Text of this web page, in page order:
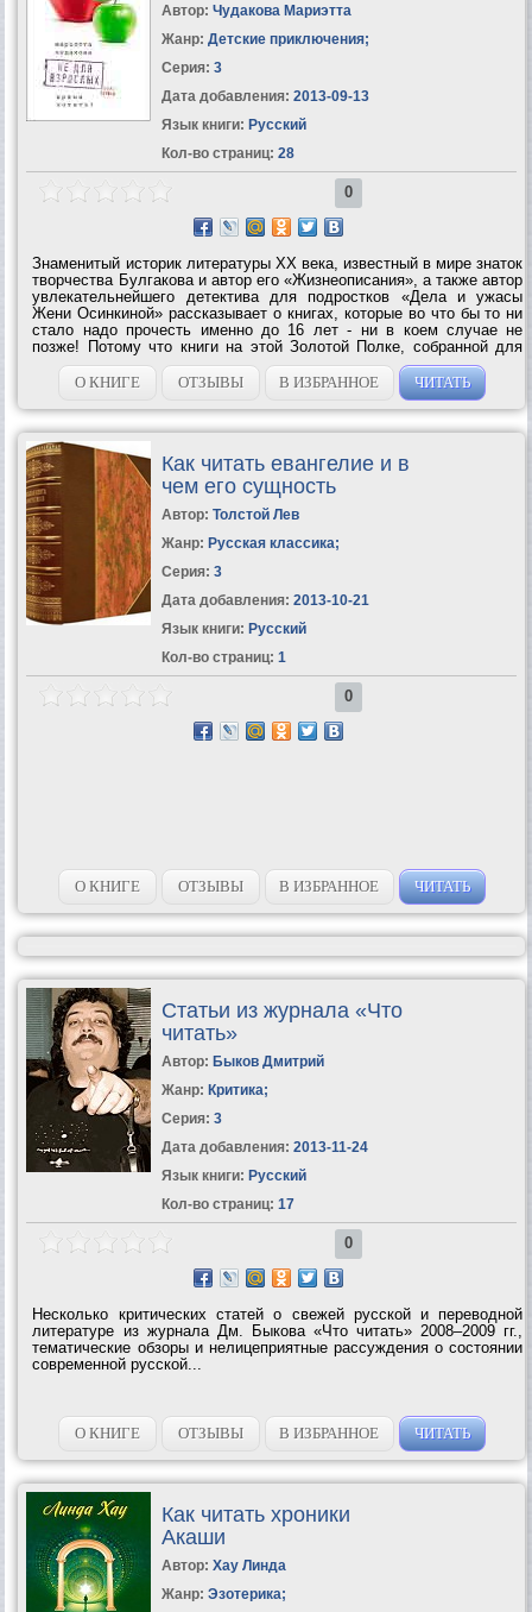
Автор: Чудакова Мариэтта
Жанр: Детские приключения;
Серия: 3
Дата добавления: 2013-09-13
Язык книги: Русский
Кол-во страниц: 28
0
Знаменитый историк литературы ХХ века, известный в мире знаток
творчества Булгакова и автор его «Жизнеописания», а также автор
увлекательнейшего детектива для подростков «Дела и ужасы
Жени Осинкиной» рассказывает о книгах, которые во что бы то ни
стало надо прочесть именно до 16 лет - ни в коем случае не
позже! Потому что книги на этой Золотой Полке, собранной для
вас Мариэттой Чудаковой, так хитро написаны, что если вы
опоздаете и...
О КНИГЕ ОТЗЫВЫ В ИЗБРАННОЕ ЧИТАТЬ
Как читать евангелие и в
чем его сущность
Автор: Толстой Лев
Жанр: Русская классика;
Серия: 3
Дата добавления: 2013-10-21
Язык книги: Русский
Кол-во страниц: 1
0
О КНИГЕ ОТЗЫВЫ В ИЗБРАННОЕ ЧИТАТЬ
Статьи из журнала «Что
читать»
Автор: Быков Дмитрий
Жанр: Критика;
Серия: 3
Дата добавления: 2013-11-24
Язык книги: Русский
Кол-во страниц: 17
0
Несколько критических статей о свежей русской и переводной
литературе из журнала Дм. Быкова «Что читать» 2008–2009 гг.,
тематические обзоры и нелицеприятные рассуждения о состоянии
современной русской...
О КНИГЕ ОТЗЫВЫ В ИЗБРАННОЕ ЧИТАТЬ
Как читать хроники
Акаши
Автор: Хау Линда
Жанр: Эзотерика;